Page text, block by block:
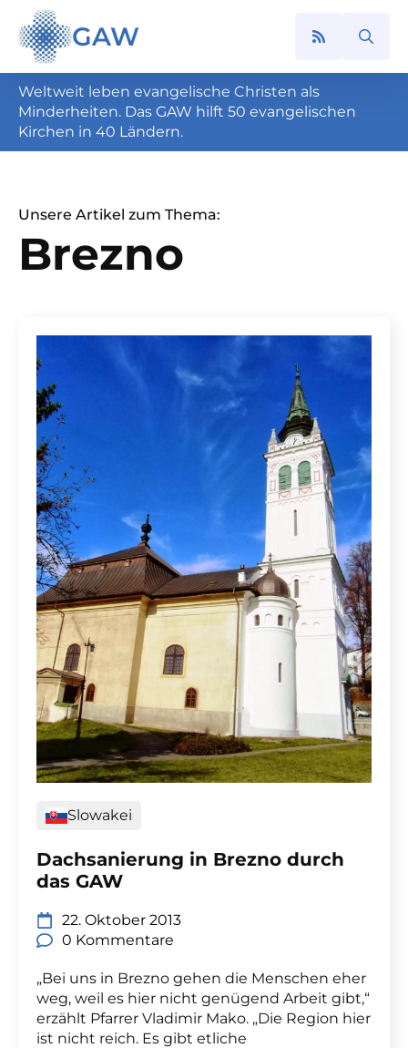
GAW
Search
Weltweit leben evangelische Christen als
Minderheiten. Das GAW hilft 50 evangelischen
Kirchen in 40 Ländern.
Unsere Artikel zum Thema:
Brezno
Slowakei
Dachsanierung in Brezno durch
das GAW
22. Oktober 2013
0 Kommentare
„Bei uns in Brezno gehen die Menschen eher
weg, weil es hier nicht genügend Arbeit gibt,“
erzählt Pfarrer Vladimir Mako. „Die Region hier
ist nicht reich. Es gibt etliche